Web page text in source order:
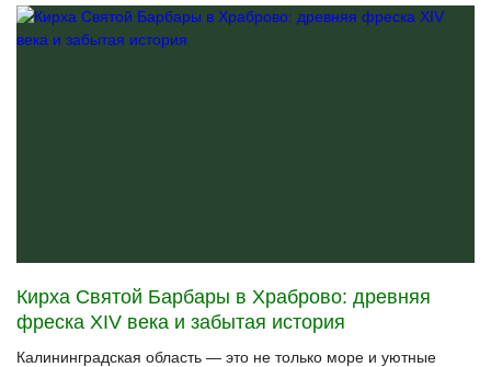
Кирха Святой Барбары в Храброво: древняя
фреска XIV века и забытая история
Калининградская область — это не только море и уютные